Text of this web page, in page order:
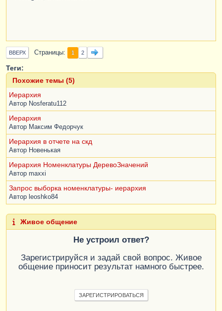
ВВЕРХ Страницы 1 2
Теги:
Похожие темы (5)
Иерархия
Автор Nosferatu112
Иерархия
Автор Максим Федорчук
Иерархия в отчете на скд
Автор Новенькая
Иерархия Номенклатуры ДеревоЗначений
Автор maxxi
Запрос выборка номенклатуры- иерархия
Автор leoshko84
Живое общение
Не устроил ответ?
Зарегистрируйся и задай свой вопрос. Живое
общение приносит результат намного быстрее.
ЗАРЕГИСТРИРОВАТЬСЯ